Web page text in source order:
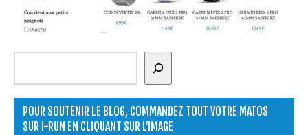
Rechercher
POUR SOUTENIR LE BLOG, COMMANDEZ TOUT VOTRE MATOS
SUR I-RUN EN CLIQUANT SUR L’IMAGE